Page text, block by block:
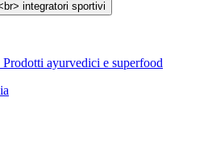
Prodotti ayurvedici e superfood